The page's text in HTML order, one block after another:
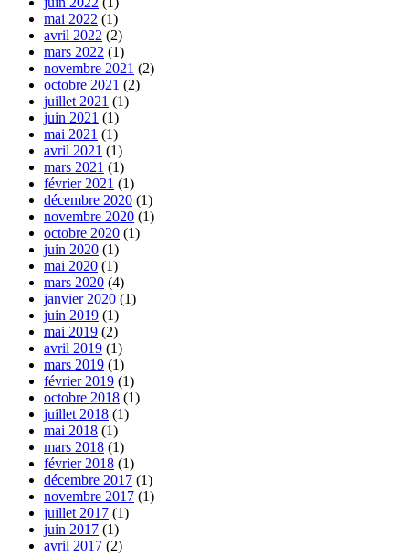
mai 2022 (1)
avril 2022 (2)
mars 2022 (1)
novembre 2021 (2)
octobre 2021 (2)
juillet 2021 (1)
juin 2021 (1)
mai 2021 (1)
avril 2021 (1)
mars 2021 (1)
février 2021 (1)
décembre 2020 (1)
novembre 2020 (1)
octobre 2020 (1)
juin 2020 (1)
mai 2020 (1)
mars 2020 (4)
janvier 2020 (1)
juin 2019 (1)
mai 2019 (2)
avril 2019 (1)
mars 2019 (1)
février 2019 (1)
octobre 2018 (1)
juillet 2018 (1)
mai 2018 (1)
mars 2018 (1)
février 2018 (1)
décembre 2017 (1)
novembre 2017 (1)
juillet 2017 (1)
juin 2017 (1)
avril 2017 (2)